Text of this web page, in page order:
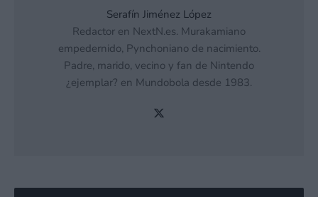
Serafín Jiménez López
Redactor en NextN.es. Murakamiano
empedernido, Pynchoniano de nacimiento.
Padre, marido, vecino y fan de Nintendo
¿ejemplar? en Mundobola desde 1983.